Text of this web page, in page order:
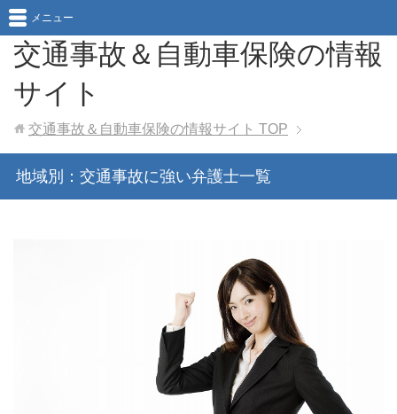
交通事故＆自動車保険の情報
サイト
メニュー
交通事故＆自動車保険の情報サイト TOP
地域別：交通事故に強い弁護士一覧